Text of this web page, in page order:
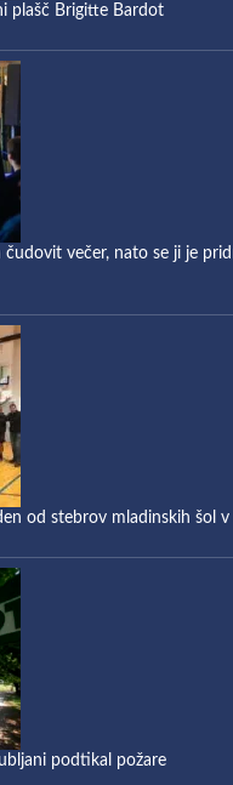
plašč Brigitte Bardot
čudovit večer, nato se ji je
od stebrov mladinskih šol v
podtikal požare